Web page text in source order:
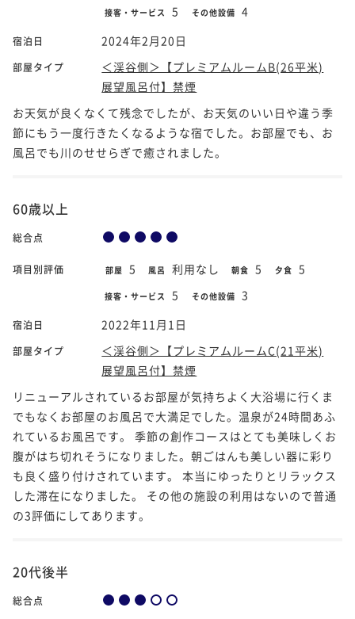
接客・サービス 5 その他設備 4
宿泊日 2024年2月20日
部屋タイプ
＜渓谷側＞【プレミアムルームB(26平米)
展望風呂付】禁煙
お天気が良くなくて残念でしたが、お天気のいい日や違う季
節にもう一度行きたくなるような宿でした。お部屋でも、お
風呂でも川のせせらぎで癒されました。
60歳以上
総合点
項目別評価 部屋 5 風呂 利用なし 朝食 5 夕食 5
接客・サービス 5 その他設備 3
宿泊日 2022年11月1日
部屋タイプ
＜渓谷側＞【プレミアムルームC(21平米)
展望風呂付】禁煙
リニューアルされているお部屋が気持ちよく大浴場に行くま
でもなくお部屋のお風呂で大満足でした。温泉が24時間あふ
れているお風呂です。 季節の創作コースはとても美味しくお
腹がはち切れそうになりました。朝ごはんも美しい器に彩り
も良く盛り付けされています。 本当にゆったりとリラックス
した滞在になりました。 その他の施設の利用はないので普通
の3評価にしてあります。
20代後半
総合点